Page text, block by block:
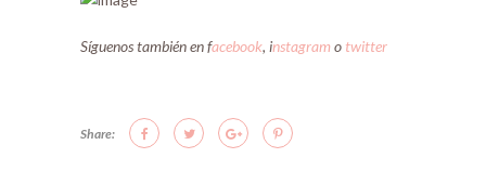
Síguenos también en facebook, instagramo twitter
Share: